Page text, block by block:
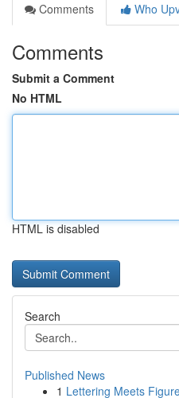
Comments
Who
Comments
Submit a Comment
No HTML
HTML is disabled
Search
Published News
1 Lettering Meets